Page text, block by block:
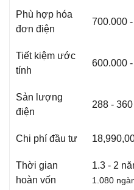
Phù hợp hóa
đơn điện
700.000
Tiết kiệm ước
tính
600.000
Sản lượng
điện
288 -
Chi phí đầu tư
Thời gian
hoàn vốn
1.3 - 2
1.080